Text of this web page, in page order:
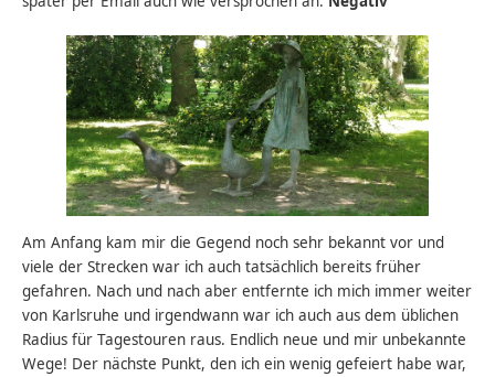
Am Anfang kam mir die Gegend noch sehr bekannt vor und
viele der Strecken war ich auch tatsächlich bereits früher
gefahren. Nach und nach aber entfernte ich mich immer weiter
von Karlsruhe und irgendwann war ich auch aus dem üblichen
Radius für Tagestouren raus. Endlich neue und mir unbekannte
Wege! Der nächste Punkt, den ich ein wenig gefeiert habe war,